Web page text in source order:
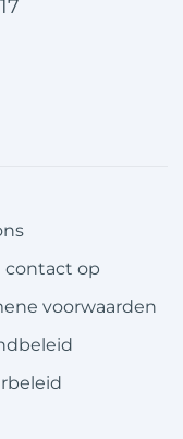
contact op
voorwaarden